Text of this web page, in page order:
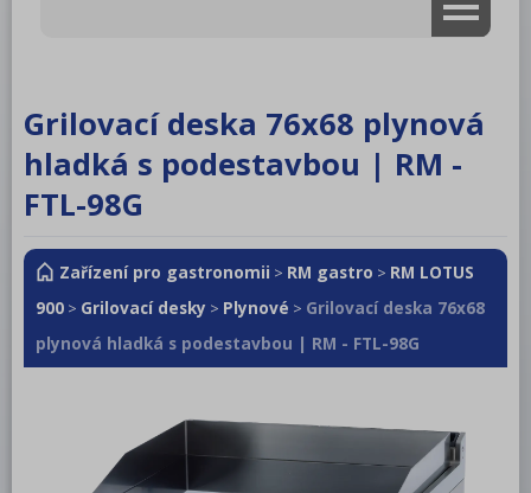
RM LOTUS 600
RM LOTUS 700
Sporáky
Sporáky s troubou
Grilovací desky
Plynové
Grilovací deska 76x68 plynová
hladká s podestavbou | RM -
FTL-98G
Zařízení pro gastronomii > RM gastro > RM LOTUS
900 > Grilovací desky > Plynové > Grilovací deska 76x68
plynová hladká s podestavbou | RM - FTL-98G